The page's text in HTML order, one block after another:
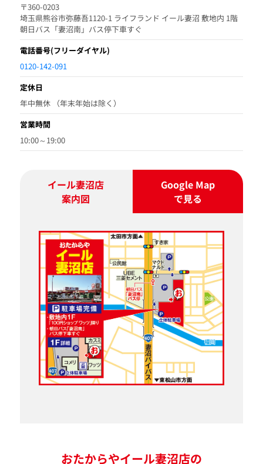
〒360-0203
埼玉県熊谷市弥藤吾1120-1 ライフランド イール妻沼 敷地内 1階
朝日バス「妻沼南」バス停下車すぐ
電話番号(フリーダイヤル)
0120-142-091
定休日
年中無休 （年末年始は除く）
営業時間
10:00～19:00
イール妻沼店
案内図
Google Map
で見る
おたからやイール妻沼店の